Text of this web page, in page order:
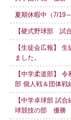
夏期休暇中（7/19
【硬式野球部 試
【生徒会広報】
ました。
【中学柔道部】
部 個人戦＆団体戦
【中学卓球部 試
球競技の部 優勝